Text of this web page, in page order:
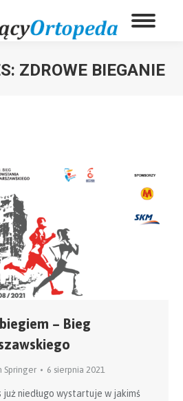
ZDROWE BIEGANIE
– Bieg
Springer 6 sierpnia 2021
już niedługo wystartuje w jakimś